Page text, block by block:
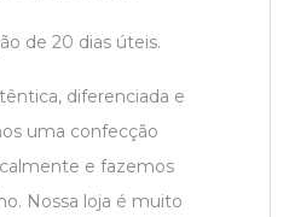
de 20 dias úteis.
diferenciada e
uma confecção
e fazemos
Nossa loja é muito